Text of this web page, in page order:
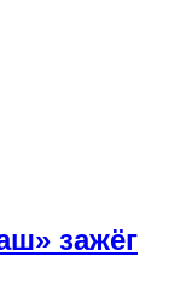
зажёг